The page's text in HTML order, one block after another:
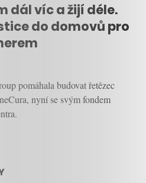
dál víc a žijí déle.
do domovů pro
pomáhala budovat řetězec
nyní se svým fondem